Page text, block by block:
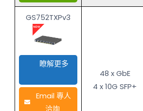
GS752TXPv3
瞭解更多
Email 專人
洽詢
48 x GbE
4 x 10G SFP+